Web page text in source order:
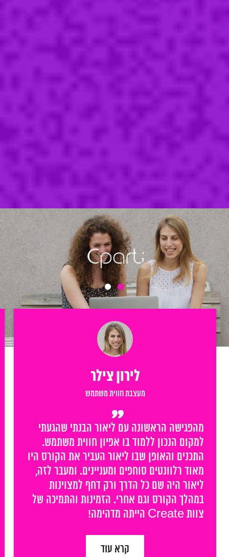
לירון צילר
מעצבת חווית משתמש
”
מהפגישה הראשונה עם ליאור הבנתי שהגעתי
למקום הנכון ללמוד בו אפיון חווית משתמש.
התכנים והאופן שבו ליאור העביר את הקורס היו
מאוד רלוונטים סוחפים ומעניינים. ומעבר לזה,
ליאור היה שם כל הדרך ורק דחף למצוינות
במהלך הקורס וגם אחרי. הזמינות והתמיכה של
צוות Create הייתה מדהימה!
קרא עוד